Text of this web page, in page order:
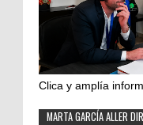
Clica y amplía
MARTA GARCÍA ALLER